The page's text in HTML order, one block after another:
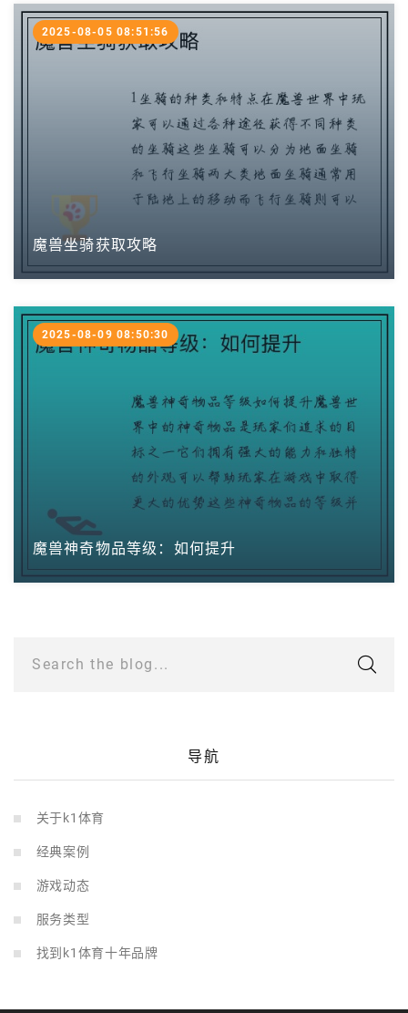
魔兽坐骑获取攻略
2025-08-05 08:51:56
魔兽神奇物品等级：如何提升
2025-08-09 08:50:30
Search the blog...
导航
关于k1体育
经典案例
游戏动态
服务类型
找到k1体育十年品牌